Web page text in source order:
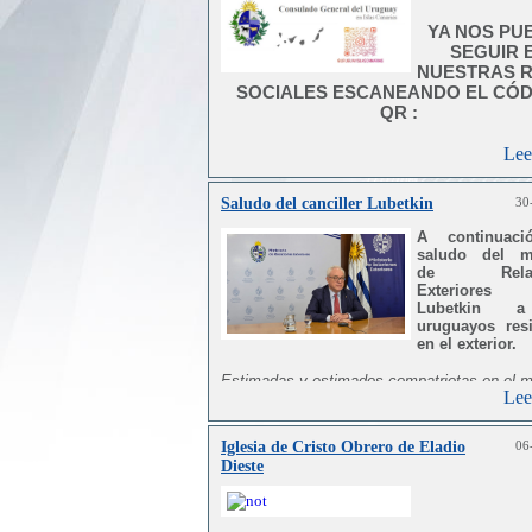
YA NOS
SEGUIR
NUESTRAS
SOCIALES ESCANEANDO EL
QR :
PERFIL EN
:
@UruguayCanarias
Saludo del canciller Lubetkin
A
saludo del
de
Exteriores
Lubetkin
uruguayos
en el exterior.
Estimadas y estimados compatriotas en el
En este tiempo de celebraciones y
saludo en nombre del Ministerio de
Exteriores, de todo el equipo que lo integra
mío propio.
Iglesia de Cristo Obrero de Eladio
Dieste